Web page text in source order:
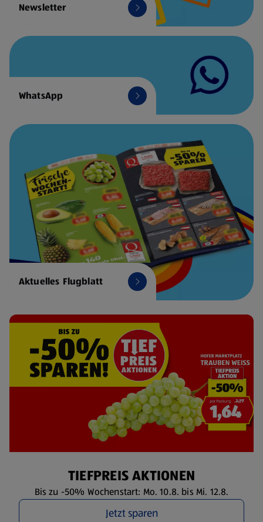
Newsletter
WhatsApp
Aktuelles Flugblatt
TIEFPREIS AKTIONEN
Bis zu -50% Wochenstart: Mo. 10.8. bis Mi. 12.8.
Jetzt sparen